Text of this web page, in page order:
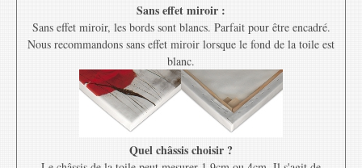
Sans effet miroir :
Sans effet miroir, les bords sont blancs. Parfait pour être encadré.
Nous recommandons sans effet miroir lorsque le fond de la toile est
blanc.
Quel châssis choisir ?